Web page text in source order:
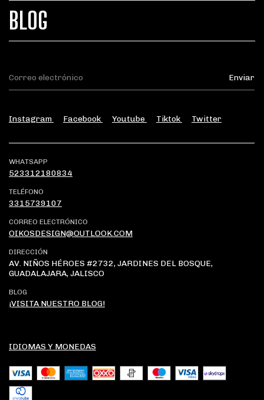
BLOG
Instagram Facebook Youtube Tiktok Twitter
WHATSAPP
523312180834
TELÉFONO
3315739107
CORREO ELECTRÓNICO
OIKOSDESIGN@OUTLOOK.COM
DIRECCIÓN
AV. NIÑOS HÉROES #2732, JARDINES DEL BOSQUE,
GUADALAJARA, JALISCO
BLOG
¡VISITA NUESTRO BLOG!
IDIOMAS Y MONEDAS